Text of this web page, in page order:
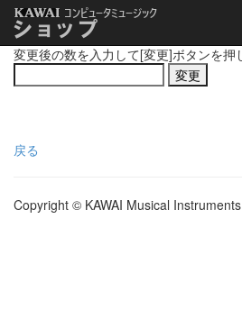
変更後の数を入力して[変更]ボタンを押
戻る
Copyright © KAWAI Musical